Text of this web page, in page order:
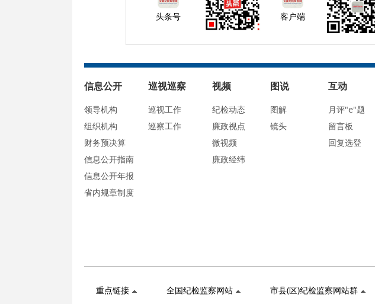
头条号 客户端
信息公开
领导机构
组织机构
财务预决算
信息公开指南
信息公开年报
省内规章制度
巡视巡察
巡视工作
巡察工作
视频
纪检动态
廉政视点
微视频
廉政经纬
图说
图解
镜头
互动
月评"e"题
留言板
回复选登
重点链接 全国纪检监察网站 市县(区)纪检监察网站群